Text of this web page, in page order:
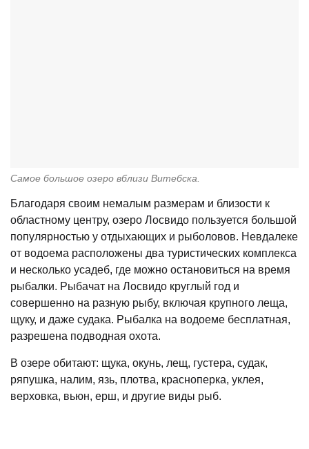
Самое большое озеро вблизи Витебска.
Благодаря своим немалым размерам и близости к
областному центру, озеро Лосвидо пользуется большой
популярностью у отдыхающих и рыболовов. Невдалеке
от водоема расположены два туристических комплекса
и несколько усадеб, где можно остановиться на время
рыбалки. Рыбачат на Лосвидо круглый год и
совершенно на разную рыбу, включая крупного леща,
щуку, и даже судака. Рыбалка на водоеме бесплатная,
разрешена подводная охота.
В озере обитают: щука, окунь, лещ, густера, судак,
ряпушка, налим, язь, плотва, красноперка, уклея,
верховка, вьюн, ерш, и другие виды рыб.